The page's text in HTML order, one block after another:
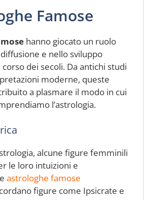
Famose
hanno giocato un ruolo
e nello sviluppo
corso dei secoli. Da antichi studi
moderne, queste
a plasmare il modo in cui
l’astrologia.
alcune figure femminili
le loro intuizioni e
astrologhe famose
figure come Ipsicrate e